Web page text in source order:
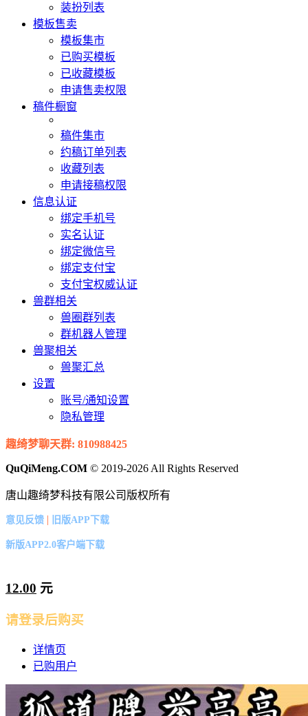
装扮列表
模板售卖
模板集市
已购买模板
已收藏模板
申请售卖权限
稿件橱窗
稿件集市
约稿订单列表
收藏列表
申请接稿权限
信息认证
绑定手机号
实名认证
绑定微信号
绑定支付宝
支付宝权威认证
兽群相关
兽圈群列表
群机器人管理
兽聚相关
兽聚汇总
设置
账号/通知设置
隐私管理
趣绮梦聊天群: 810988425
QuQiMeng.COM © 2019-2026 All Rights Reserved
唐山趣绮梦科技有限公司版权所有
意见反馈 | 旧版APP下载
新版APP2.0客户端下载
12.00 元
请登录后购买
详情页
已购用户